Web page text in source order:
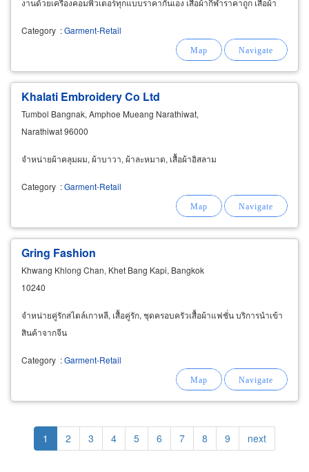
Category :Garment-Retail
Khalati Embroidery Co Ltd
Tumbol Bangnak, Amphoe Mueang Narathiwat,
Narathiwat 96000
จำหน่ายผ้าคลุมผม, ผ้าบาวา, ผ้าละหมาด, เสื้อผ้าอิสลาม
Category :Garment-Retail
Gring Fashion
Khwang Khlong Chan, Khet Bang Kapi, Bangkok
10240
จำหน่ายคู่รักสไตล์เกาหลี, เสื้อคู่รัก, ชุดครอบครัวเสื้อผ้าแฟชั่น บริการนำเข้า
สินค้าจากจีน
Category :Garment-Retail
Pagination
Current
page
1 Page
2 Page
3 Page
4 Page
5 Page
6 Page
7 Page
8 Page
9
Next
page
next